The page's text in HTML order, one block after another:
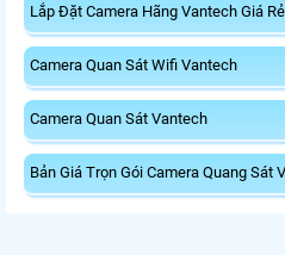
Lắp Đặt Camera Hãng Vantech Giá
Camera Quan Sát Wifi Vantech
Camera Quan Sát Vantech
Bản Giá Trọn Gói Camera Quang Sát